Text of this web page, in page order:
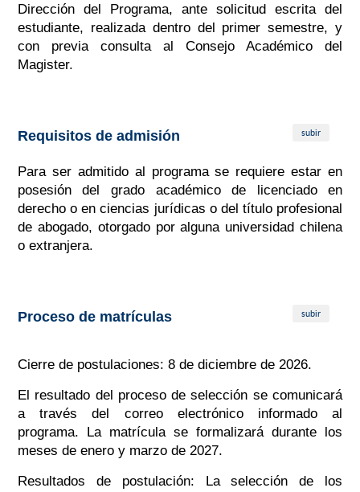
Dirección del Programa, ante solicitud escrita del
estudiante, realizada dentro del primer semestre, y
con previa consulta al Consejo Académico del
Magister.
Requisitos de admisión subir
Para ser admitido al programa se requiere estar en
posesión del grado académico de licenciado en
derecho o en ciencias jurídicas o del título profesional
de abogado, otorgado por alguna universidad chilena
o extranjera.
Proceso de matrículas subir
Cierre de postulaciones: 8 de diciembre de 2026.
El resultado del proceso de selección se comunicará
a través del correo electrónico informado al
programa. La matrícula se formalizará durante los
meses de enero y marzo de 2027.
Resultados de postulación: La selección de los